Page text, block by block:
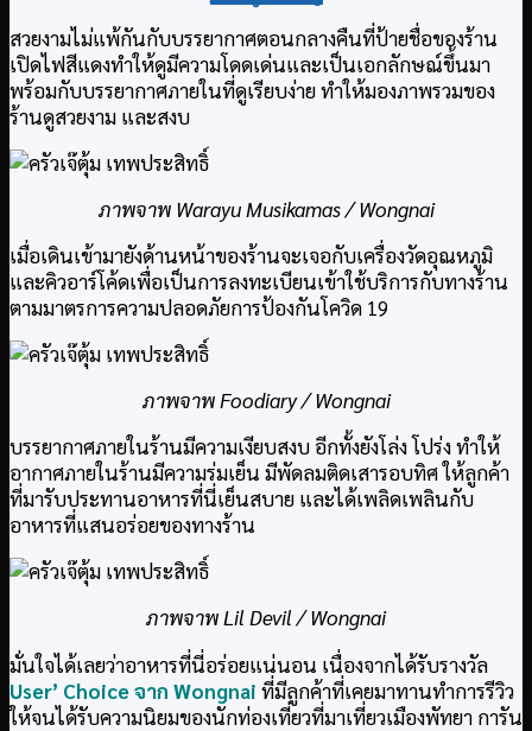
สวยงามไม่แพ้กันกับบรรยากาศตอนกลางคืนที่ป้ายชื่อของร้าน
เปิดไฟสีแดงทำให้ดูมีความโดดเด่นและเป็นเอกลักษณ์ขึ้นมา
พร้อมกับบรรยากาศภายในที่ดูเรียบง่าย ทำให้มองภาพรวมของ
ร้านดูสวยงาม และสงบ
ภาพจาพ Warayu Musikamas / Wongnai
เมื่อเดินเข้ามายังด้านหน้าของร้านจะเจอกับเครื่องวัดอุณหภูมิ
และคิวอาร์โค้ดเพื่อเป็นการลงทะเบียนเข้าใช้บริการกับทางร้าน
ตามมาตรการความปลอดภัยการป้องกันโควิด 19
ภาพจาพ Foodiary / Wongnai
บรรยากาศภายในร้านมีความเงียบสงบ อีกทั้งยังโล่ง โปร่ง ทำให้
อากาศภายในร้านมีความร่มเย็น มีพัดลมติดเสารอบทิศ ให้ลูกค้า
ที่มารับประทานอาหารที่นี่เย็นสบาย และได้เพลิดเพลินกับ
อาหารที่แสนอร่อยของทางร้าน
ภาพจาพ Lil Devil / Wongnai
มั่นใจได้เลยว่าอาหารที่นี่อร่อยแน่นอน เนื่องจากได้รับรางวัล
User’ Choice จาก Wongnai ที่มีลูกค้าที่เคยมาทานทำการรีวิว
ให้จนได้รับความนิยมของนักท่องเที่ยวที่มาเที่ยวเมืองพัทยา การัน